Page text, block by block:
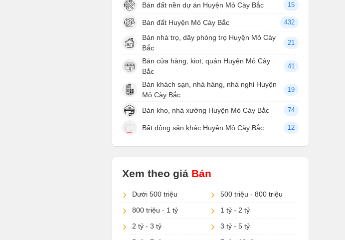
Bán đất nền dự án Huyện Mỏ Cày Bắc 15
Bán đất Huyện Mỏ Cày Bắc 432
Bán nhà trọ, dãy phòng trọ Huyện Mỏ Cày
Bắc
21
Bán cửa hàng, kiot, quán Huyện Mỏ Cày
Bắc
41
Bán khách sạn, nhà hàng, nhà nghỉ Huyện
Mỏ Cày Bắc
19
Bán kho, nhà xưởng Huyện Mỏ Cày Bắc 74
Bất động sản khác Huyện Mỏ Cày Bắc 12
Xem theo giá Bán
Dưới 500 triệu
500 triệu - 800 triệu
800 triệu - 1 tỷ
1 tỷ - 2 tỷ
2 tỷ - 3 tỷ
3 tỷ - 5 tỷ